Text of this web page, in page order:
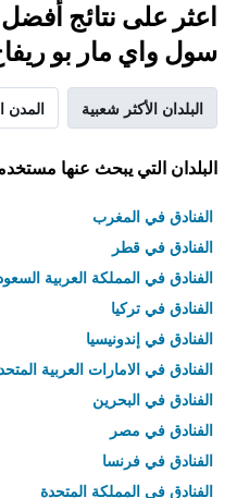
اعثر على نتائج
سول واي مار بو
البلدان الأكثر شعبية المدن
البلدان التي يبحث عنها
الفنادق في المغرب
الفنادق في قطر
الفنادق في المملكة العربية
الفنادق في تركيا
الفنادق في إندونيسيا
الفنادق في الامارات العربية
الفنادق في البحرين
الفنادق في مصر
الفنادق في فرنسا
الفنادق في المملكة المتحدة